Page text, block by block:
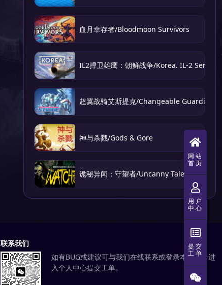
血月幸存者/Bloodmoon Survivors
IL2捍卫雄鹰：朝鲜战争/Korea. IL-2 Series
超翼战骑艾斯提克/Changeable Guardian
神与杀戮/Gods & Gore
诡秘异闻：守望者/Uncanny Tales: The
联系我们
如有BUG或建议可与我们在线联系或登录本站账号进
入个人中心提交工单。
网站
首页
用户
中心
提交
工单